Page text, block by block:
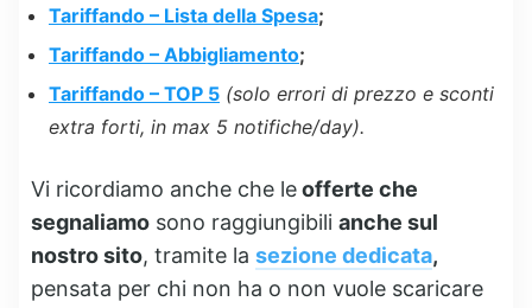
Tariffando – Lista della Spesa;
Tariffando – Abbigliamento;
Tariffando – TOP 5 (solo errori di prezzo e sconti
extra forti, in max 5 notifiche/day).
Vi ricordiamo anche che leofferte che
segnaliamo sono raggiungibili anche sul
nostro sito, tramite la sezione dedicata,
pensata per chi non ha o non vuole scaricare